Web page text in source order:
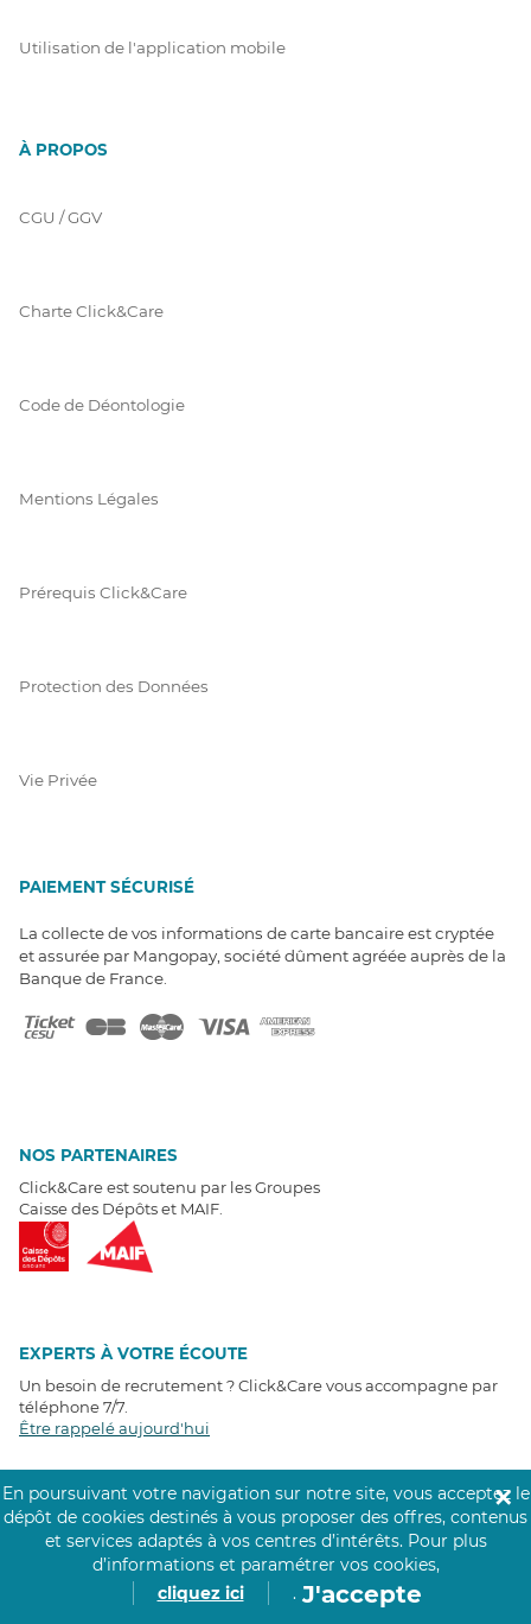
Utilisation de l'application mobile
À PROPOS
CGU / GGV
Charte Click&Care
Code de Déontologie
Mentions Légales
Prérequis Click&Care
Protection des Données
Vie Privée
PAIEMENT SÉCURISÉ
La collecte de vos informations de carte bancaire est cryptée
et assurée par Mangopay, société dûment agréée auprès de la
Banque de France.
NOS PARTENAIRES
Click&Care est soutenu par les Groupes
Caisse des Dépôts et MAIF.
EXPERTS À VOTRE ÉCOUTE
Un besoin de recrutement ? Click&Care vous accompagne par
téléphone 7/7
Être rappelé aujourd'hui
T ÉMOIGNAGES CLIENTS
4,6/5
Avis clients récoltés sur
Google
En poursuivant votre navigation sur notre site, vous acceptez le
dépôt de cookies destinés à vous proposer des offres, contenus
et services adaptés à vos centres d’intérêts. Pour plus
d’informations et paramétrer vos cookies,
cliquez ici
. J'accepte
✕